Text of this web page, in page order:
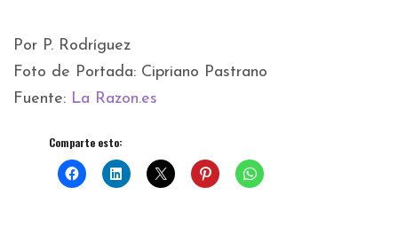
Por P. Rodríguez
Foto de Portada: Cipriano Pastrano
Fuente: La Razon.es
Comparte esto: